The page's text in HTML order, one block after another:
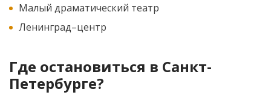
Малый драматический театр
Ленинград–центр
Где остановиться в Санкт-
Петербурге?